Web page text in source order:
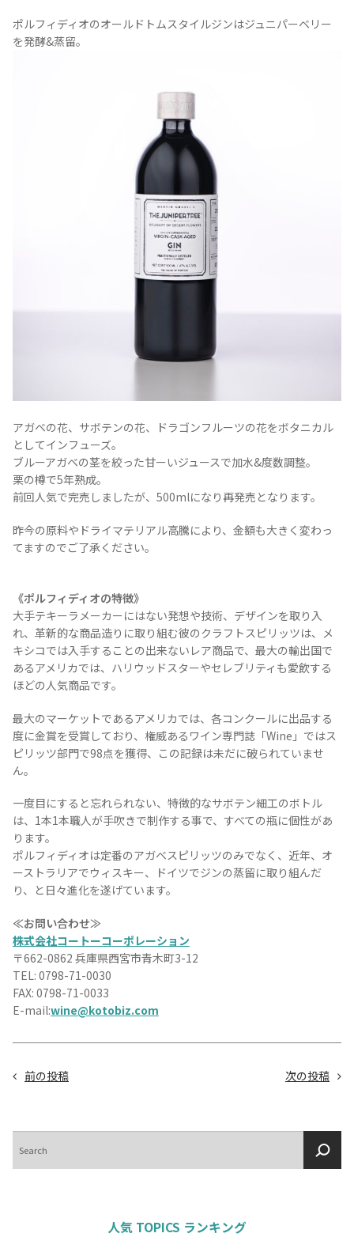
ポルフィディオのオールドトムスタイルジンはジュニパーベリー
を発酵&蒸留。
アガベの花、サボテンの花、ドラゴンフルーツの花をボタニカル
としてインフューズ。
ブルーアガベの茎を絞った甘ーいジュースで加水&度数調整。
栗の樽で5年熟成。
前回人気で完売しましたが、500mlになり再発売となります。
昨今の原料やドライマテリアル高騰により、金額も大きく変わっ
てますのでご了承ください。
《ポルフィディオの特徴》
大手テキーラメーカーにはない発想や技術、デザインを取り入
れ、革新的な商品造りに取り組む彼のクラフトスピリッツは、メ
キシコでは入手することの出来ないレア商品で、最大の輸出国で
あるアメリカでは、ハリウッドスターやセレブリティも愛飲する
ほどの人気商品です。
最大のマーケットであるアメリカでは、各コンクールに出品する
度に金賞を受賞しており、権威あるワイン専門誌「Wine」ではス
ピリッツ部門で98点を獲得、この記録は未だに破られていませ
ん。
一度目にすると忘れられない、特徴的なサボテン細工のボトル
は、1本1本職人が手吹きで制作する事で、すべての瓶に個性があ
ります。
ポルフィディオは定番のアガベスピリッツのみでなく、近年、オ
ーストラリアでウィスキー、ドイツでジンの蒸留に取り組んだ
り、と日々進化を遂げています。
≪お問い合わせ≫
株式会社コートーコーポレーション
〒662-0862 兵庫県西宮市青木町3-12
TEL: 0798-71-0030
FAX: 0798-71-0033
E-mail:wine@kotobiz.com
前の投稿 次の投稿
索
人気 TOPICS ランキング